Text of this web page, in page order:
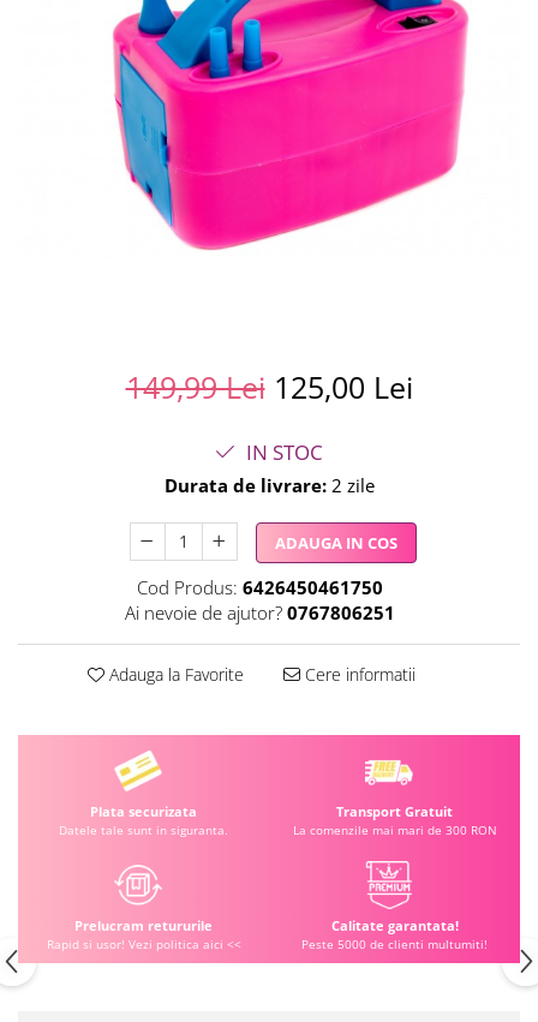
Unicorni si Curcubee
Baloane metalice
Baloane retro
Baloane litere
Baloane personalizate
Kituri baloane
149,99 Lei 125,00 Lei
IN STOC
Durata de livrare:2 zile
ADAUGA IN COS
Cod Produs: 6426450461750
Ai nevoie de ajutor? 0767806251
Adauga la Favorite Cere informatii
Plata securizata
Datele tale sunt in siguranta.
Transport Gratuit
La comenzile mai mari de 300 RON
Prelucram retururile
Rapid si usor! Vezi politica aici <<
Calitate garantata!
Peste 5000 de clienti multumiti!